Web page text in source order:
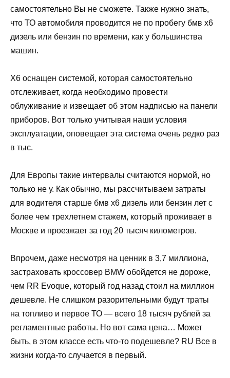
самостоятельно Вы не сможете. Также нужно знать,
что ТО автомобиля проводится не по пробегу бмв х6
дизель или бензин по времени, как у большинства
машин.
Х6 оснащен системой, которая самостоятельно
отслеживает, когда необходимо провести
облуживание и извещает об этом надписью на панели
приборов. Вот только учитывая наши условия
эксплуатации, оповещает эта система очень редко раз
в тыс.
Для Европы такие интервалы считаются нормой, но
только не у. Как обычно, мы рассчитываем затраты
для водителя старше бмв х6 дизель или бензин лет с
более чем трехлетнем стажем, который проживает в
Москве и проезжает за год 20 тысяч километров.
Впрочем, даже несмотря на ценник в 3,7 миллиона,
застраховать кроссовер BMW обойдется не дороже,
чем RR Evoque, который год назад стоил на миллион
дешевле. Не слишком разорительными будут траты
на топливо и первое ТО — всего 18 тысяч рублей за
регламентные работы. Но вот сама цена… Может
быть, в этом классе есть что-то подешевле? RU Все в
жизни когда-то случается в первый.